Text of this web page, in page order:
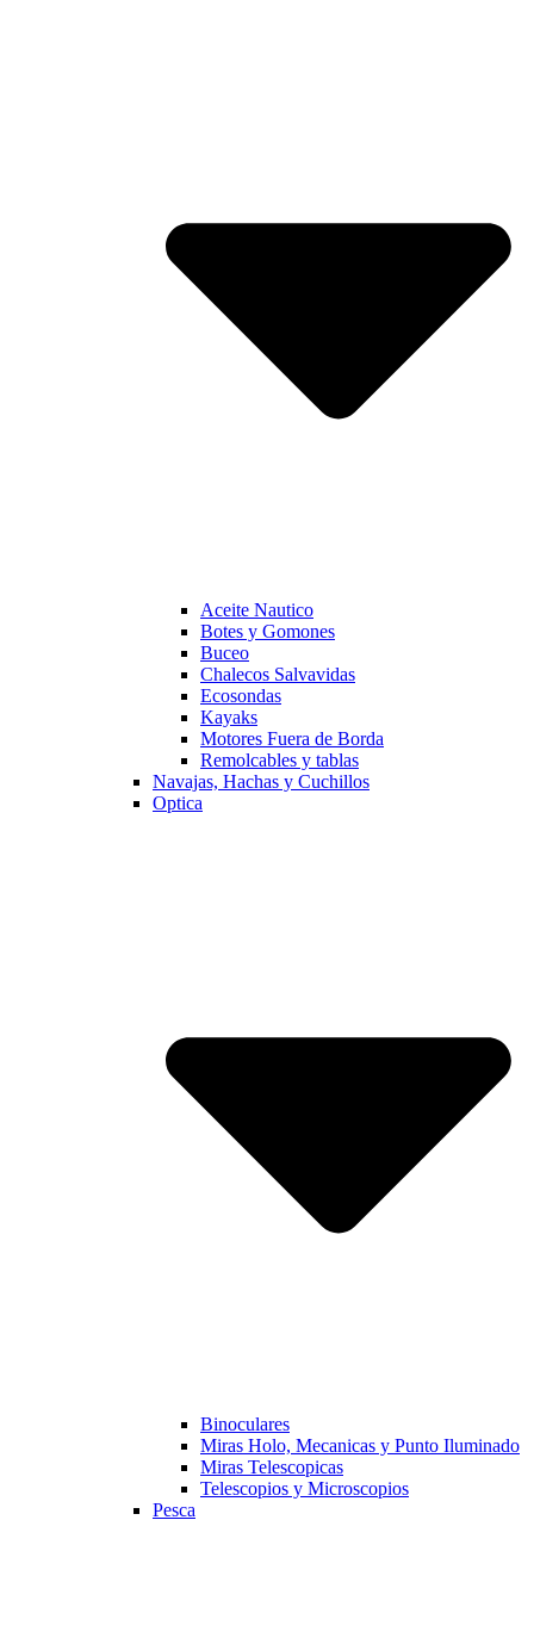
Aceite Nautico
Botes y Gomones
Buceo
Chalecos Salvavidas
Ecosondas
Kayaks
Motores Fuera de Borda
Remolcables y tablas
Navajas, Hachas y Cuchillos
Optica
Binoculares
Miras Holo, Mecanicas y Punto Iluminado
Miras Telescopicas
Telescopios y Microscopios
Pesca